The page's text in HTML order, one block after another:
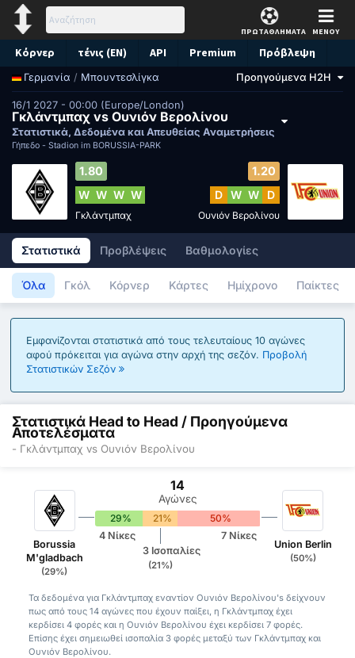
ΠΡΩΤΑΘΛΗΜΑΤΑ ΜΕΝΟΥ
Κόρνερ τένις (EN) API Premium Πρόβλεψη
Γερμανία / Μπουντεσλίγκα Προηγούμενα H2H
16/1 2027 - 00:00 (Europe/London)
Γκλάντμπαχ vs Ουνιόν Βερολίνου
Στατιστικά, Δεδομένα και Απευθείας Αναμετρήσεις
Γήπεδο - Stadion im BORUSSIA-PARK
1.80
W W W W
Γκλάντμπαχ
1.20
D W W D
Ουνιόν Βερολίνου
Στατιστικά Προβλέψεις Βαθμολογίες
Όλα Γκόλ Κόρνερ Κάρτες Ημίχρονο Παίκτες
Εμφανίζονται στατιστικά από τους τελευταίους 10 αγώνες
αφού πρόκειται για αγώνα στην αρχή της σεζόν. Προβολή
Στατιστικών Σεζόν
Στατιστικά Head to Head / Προηγούμενα
Αποτελέσματα
- Γκλάντμπαχ vs Ουνιόν Βερολίνου
Borussia
M'gladbach
(29%)
14
Αγώνες
29% 21%
50%
4 Νίκες
3 Ισοπαλίες
(21%)
7 Νίκες
Union Berlin
(50%)
Τα δεδομένα για Γκλάντμπαχ εναντίον Ουνιόν Βερολίνου's δείχνουν
πως από τους 14 αγώνες που έχουν παίξει, η Γκλάντμπαχ έχει
κερδίσει 4 φορές και η Ουνιόν Βερολίνου έχει κερδίσει 7 φορές.
Επίσης έχει σημειωθεί ισοπαλία 3 φορές μεταξύ των Γκλάντμπαχ και
Ουνιόν Βερολίνου.